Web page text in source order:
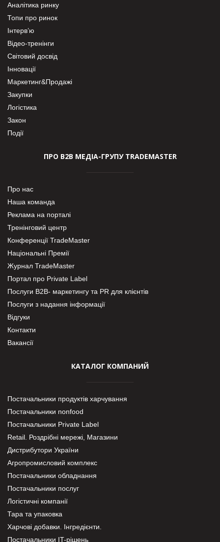
Аналітика ринку
Топи про ринок
Інтерв’ю
Відео-тренінги
Світовий досвід
Інновації
Маркетинг&Продажі
Закупки
Логістика
Закон
Події
ПРО В2В МЕДІА-ГРУПУ TRADEMASTER
Про нас
Наша команда
Реклама на порталі
Тренінговий центр
Конференції TradeMaster
Національні Премії
Журнал TradeMaster
Портал про Private Label
Послуги В2В- маркетингу та PR для клієнтів
Послуги з надання інформації
Відгуки
Контакти
Вакансії
КАТАЛОГ КОМПАНИЙ
Постачальники продуктів харчування
Постачальники nonfood
Постачальники Private Label
Retail. Роздрібні мережі, Магазини
Дистрибутори України
Агропромисловий комплекс
Постачальники обладнання
Постачальники послуг
Логістичні компанії
Тара та упаковка
Харчові добавки. Інгредієнти.
Постачальники IT-рішень